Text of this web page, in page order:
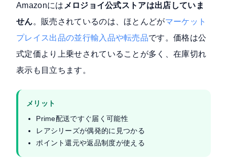
Amazonには メロジョイ公式ストアは出店していま
せん。販売されているのは、ほとんどがマーケット
プレイス出品の並行輸入品や転売品です。価格は公
式定価より上乗せされていることが多く、在庫切れ
表示も目立ちます。
メリット
Prime配送ですぐ届く可能性
レアシリーズが偶発的に見つかる
ポイント還元や返品制度が使える